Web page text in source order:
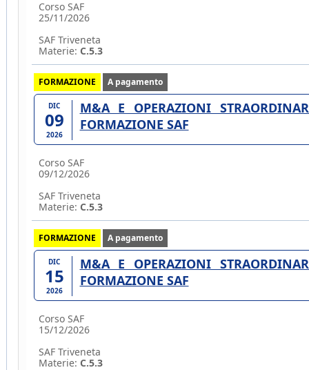
Corso SAF
25/11/2026
SAF Triveneta
Materie: C.5.3
FORMAZIONE A pagamento
DIC
09
2026
M&A E OPERAZIONI
FORMAZIONE SAF
Corso SAF
09/12/2026
SAF Triveneta
Materie: C.5.3
FORMAZIONE A pagamento
DIC
15
2026
M&A E OPERAZIONI
FORMAZIONE SAF
Corso SAF
15/12/2026
SAF Triveneta
Materie: C.5.3